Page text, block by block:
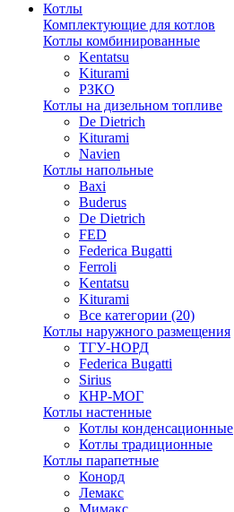
Котлы
Комплектующие для котлов
Котлы комбинированные
Kentatsu
Kiturami
РЗКО
Котлы на дизельном топливе
De Dietrich
Kiturami
Navien
Котлы напольные
Baxi
Buderus
De Dietrich
FED
Federica Bugatti
Ferroli
Kentatsu
Kiturami
Все категории (20)
Котлы наружного размещения
ТГУ-НОРД
Federica Bugatti
Sirius
КНР-МОГ
Котлы настенные
Котлы конденсационные
Котлы традиционные
Котлы парапетные
Конорд
Лемакс
Мимакс